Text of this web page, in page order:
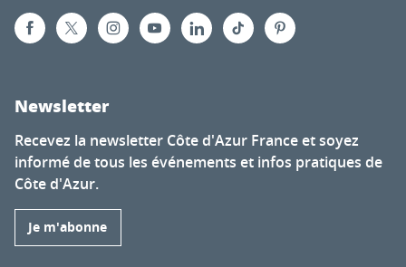
Newsletter
Recevez la newsletter Côte d'Azur France et soyez
informé de tous les événements et infos pratiques de
Côte d'Azur.
Je m'abonne